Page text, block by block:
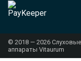
© 2018 — 2026 Слуховые
аппараты Vitaurum